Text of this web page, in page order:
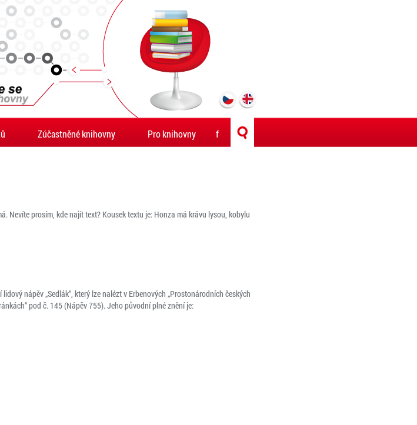
Zúčastněné knihovny Pro knihovny f
Nevíte prosím, kde najít text? Kousek textu je: Honza má krávu lysou, kobylu
nápěv „Sedlák“, který lze nalézt v Erbenových „Prostonárodních českých
pod č. 145 (Nápěv 755). Jeho původní plné znění je: